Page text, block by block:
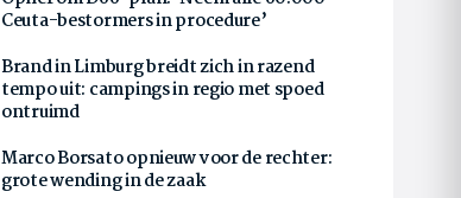
Ceuta-bestormers in procedure’
Brand in Limburg breidt zich in razend
tempo uit: campings in regio met spoed
ontruimd
Marco Borsato opnieuw voor de rechter:
grote wending in de zaak